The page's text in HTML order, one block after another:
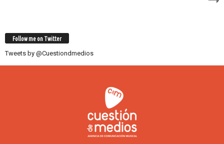
Follow me on Twitter
Tweets by @Cuestiondmedios